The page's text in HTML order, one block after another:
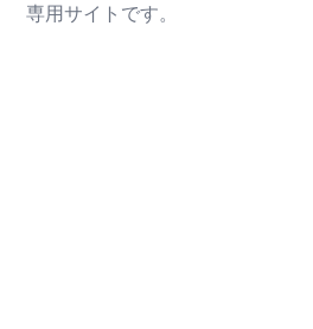
専用サイトです。